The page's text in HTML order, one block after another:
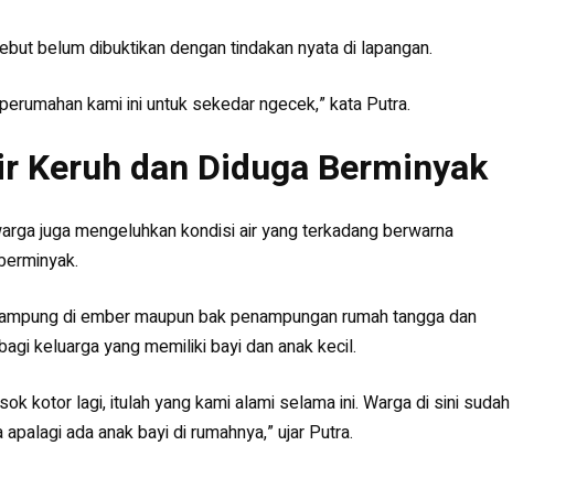
belum dibuktikan dengan tindakan nyata di lapangan.
kami ini untuk sekedar ngecek,” kata Putra.
Keruh dan Diduga Berminyak
juga mengeluhkan kondisi air yang terkadang berwarna
di ember maupun bak penampungan rumah tangga dan
keluarga yang memiliki bayi dan anak kecil.
kotor lagi, itulah yang kami alami selama ini. Warga di sini sudah
ada anak bayi di rumahnya,” ujar Putra.